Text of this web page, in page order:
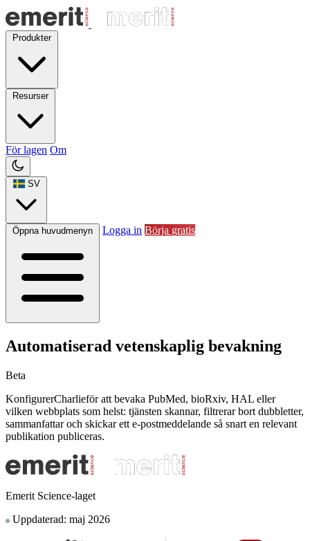
Produkter
Resurser
För lagen Om
SV
Öppna huvudmenyn Logga in Börja gratis
Automatiserad vetenskaplig bevakning
Beta
KonfigurerCharlieför att bevaka PubMed, bioRxiv, HAL eller
vilken webbplats som helst: tjänsten skannar, filtrerar bort dubbletter,
sammanfattar och skickar ett e-postmeddelande så snart en relevant
publikation publiceras.
Emerit Science-laget
Uppdaterad: maj 2026